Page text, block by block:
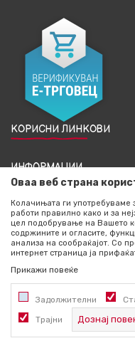
КОРИСНИ ЛИНКОВИ
ИНФОРМАЦИИ
NEWSLETTER
СЛЕДИ НЀ
Оваа веб страна
Колачињата ги
работи правилно како и за
цел подобрување на Вашето
содржините и огласите,
анализа на сообраќајот. Со
интернет страница ја
Прикажи повеќе
Задолжителни
Трајни Дознај